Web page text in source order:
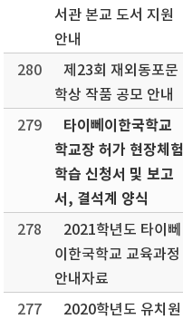
서관 본교 도서 지원
안내
280
제23회 재외동포문
학상 작품 공모 안내
279
타이뻬이한국학교
학교장 허가 현장체험
학습 신청서 및 보고
서, 결석계 양식
278
2021학년도 타이뻬
이한국학교 교육과정
안내자료
277
2020학년도 유치원